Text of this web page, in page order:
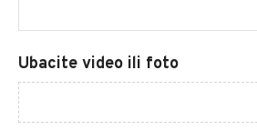
Ubacite video ili foto